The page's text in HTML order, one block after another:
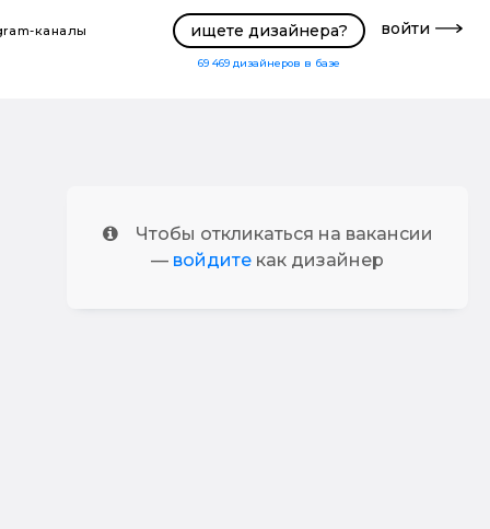
каналы ищете дизайнера?
69 469 дизайнеров в базе
войти
Чтобы откликаться на вакансии
— войдите как дизайнер